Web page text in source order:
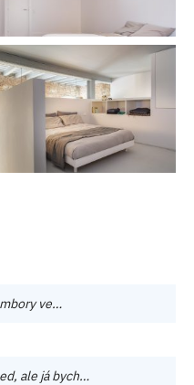
ve…
ale já bych…